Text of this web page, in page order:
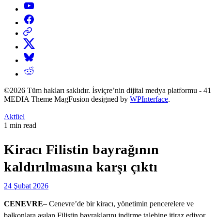
YouTube
Facebook
Threads
X
Bluesky
Reddit
©2026 Tüm hakları saklıdır. İsviçre’nin dijital medya platformu - 41
MEDIA Theme MagFusion designed by WPInterface.
Posted
in
Aktüel
Estimated
1 min read
Kiracı Filistin bayrağının
kaldırılmasına karşı çıktı
24 Şubat 2026
CENEVRE– Cenevre’de bir kiracı, yönetimin pencerelere ve
balkonlara asılan Filistin bayraklarını indirme talebine itiraz ediyor.